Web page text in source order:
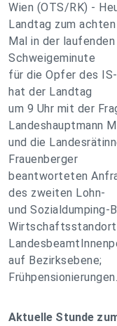
Wien (OTS/RK) -
Landtag zum achten
Mal in der
Schweigeminute
für die Opfer des
hat der Landtag
um 9 Uhr mit der
Landeshauptmann
und die
Frauenberger
beantworteten
des zweiten Lohn-
und Sozialdumping-
Wirtschaftsstandort
auf Bezirksebene;
Frühpensionierungen.
Aktuelle Stunde